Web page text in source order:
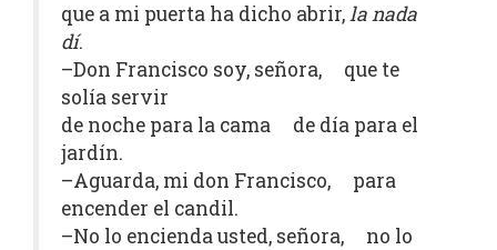
que a mi puerta ha dicho abrir,la nada
dí.
–Don Francisco soy, señora, que te
solía servir
de noche para la cama de día para el
jardín.
–Aguarda, mi don Francisco, para
encender el candil.
–No lo encienda usted, señora, no lo